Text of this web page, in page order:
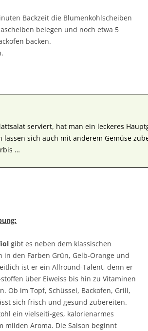
Backzeit die Blumenkohlscheiben
belegen und noch etwa 5
backen.
serviert, hat man ein leckeres
lassen sich auch mit anderem Gemüse
…
gibt es neben dem klassischen
in den Farben Grün, Gelb-Orange und
ist er ein Allround-Talent, denn er
über Eiweiss bis hin zu Vitaminen
Ob im Topf, Schüssel, Backofen, Grill,
sich frisch und gesund zubereiten.
ein vielseiti-ges, kalorienarmes
milden Aroma. Die Saison beginnt